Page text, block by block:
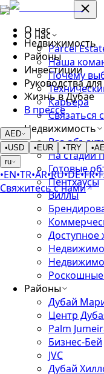
О нас
Недвижимость
Районы
Инвестиции
Руководства
Жизнь в Дубае
В прессе
AED
•USD • EUR •TRY •
ru
•EN•TR•AR•RU•DE•FR•
Свяжитесь с нами
О нас
Parcel
Наша
Почему
Карьера
Связаться
Недвижимость
Все
На стадии
Готовые
Пентхаусы
Виллы
Доступное
Районы
Дубай
Центр
Palm
Бизнес-Бей
JVC
Дубай